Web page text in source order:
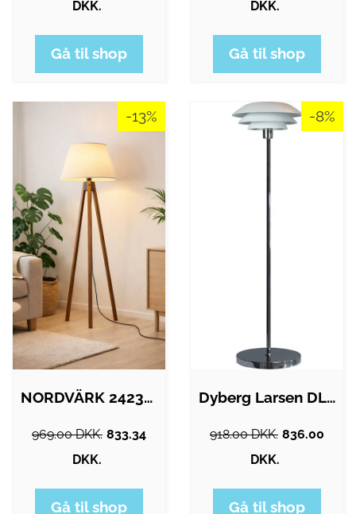
DKK.
Gå til shop
DKK.
Gå til shop
-13%
NORDVÄRK 242396 Gulvlampe
969.00 DKK. 833.34
DKK.
Gå til shop
-8%
Dyberg Larsen DL31 gulvlampe, hvid
918.00 DKK. 836.00
DKK.
Gå til shop